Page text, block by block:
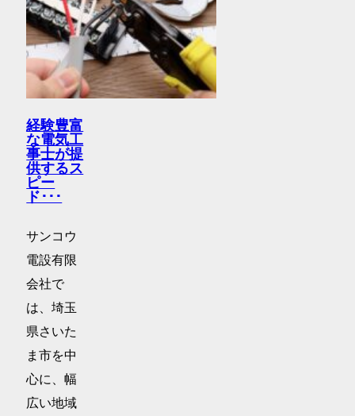
経験豊富
な電気工
事士が提
供するス
ピー
ド･･･
サンコウ
電設有限
会社で
は、埼玉
県さいた
ま市を中
心に、幅
広い地域